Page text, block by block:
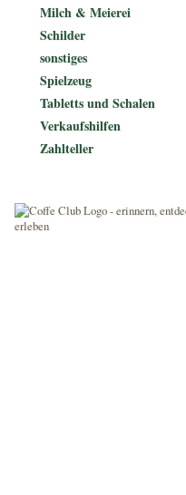
Milch & Meierei
Schilder
sonstiges
Spielzeug
Tabletts und Schalen
Verkaufshilfen
Zahlteller